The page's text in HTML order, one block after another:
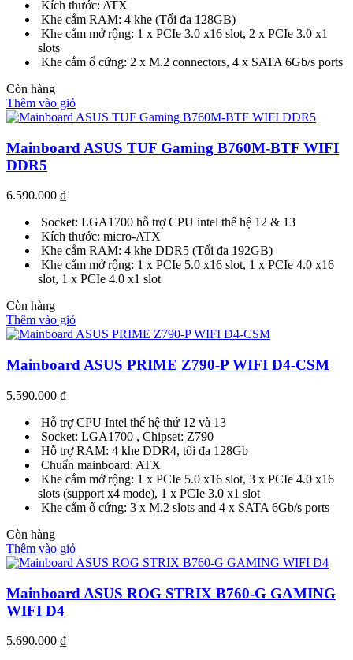
Kích thước: ATX
Khe cắm RAM: 4 khe (Tối đa 128GB)
Khe cắm mở rộng: 1 x PCIe 3.0 x16 slot, 2 x PCIe 3.0 x1
slots
Khe cắm ổ cứng: 2 x M.2 connectors, 4 x SATA 6Gb/s ports
Còn hàng
Thêm vào giỏ
Mainboard ASUS TUF Gaming B760M-BTF WIFI
DDR5
6.590.000 ₫
Socket: LGA1700 hỗ trợ CPU intel thế hệ 12 & 13
Kích thước: micro-ATX
Khe cắm RAM: 4 khe DDR5 (Tối đa 192GB)
Khe cắm mở rộng: 1 x PCIe 5.0 x16 slot, 1 x PCIe 4.0 x16
slot, 1 x PCIe 4.0 x1 slot
Còn hàng
Thêm vào giỏ
Mainboard ASUS PRIME Z790-P WIFI D4-CSM
5.590.000 ₫
Hỗ trợ CPU Intel thế hệ thứ 12 và 13
Socket: LGA1700 , Chipset: Z790
Hỗ trợ RAM: 4 khe DDR4, tối đa 128Gb
Chuẩn mainboard: ATX
Khe cắm mở rộng: 1 x PCIe 5.0 x16 slot, 3 x PCIe 4.0 x16
slots (support x4 mode), 1 x PCIe 3.0 x1 slot
Khe cắm ổ cứng: 3 x M.2 slots and 4 x SATA 6Gb/s ports
Còn hàng
Thêm vào giỏ
Mainboard ASUS ROG STRIX B760-G GAMING
WIFI D4
5.690.000 ₫